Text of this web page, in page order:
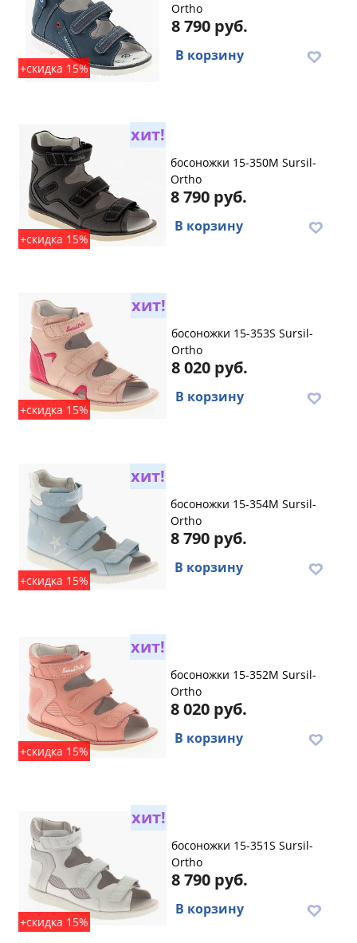
+скидка 15%
Ortho
8 790 руб.
В корзину
хит!
+скидка 15%
босоножки 15-350M Sursil-
Ortho
8 790 руб.
В корзину
хит!
+скидка 15%
босоножки 15-353S Sursil-
Ortho
8 020 руб.
В корзину
хит!
+скидка 15%
босоножки 15-354M Sursil-
Ortho
8 790 руб.
В корзину
хит!
+скидка 15%
босоножки 15-352M Sursil-
Ortho
8 020 руб.
В корзину
хит!
+скидка 15%
босоножки 15-351S Sursil-
Ortho
8 790 руб.
В корзину